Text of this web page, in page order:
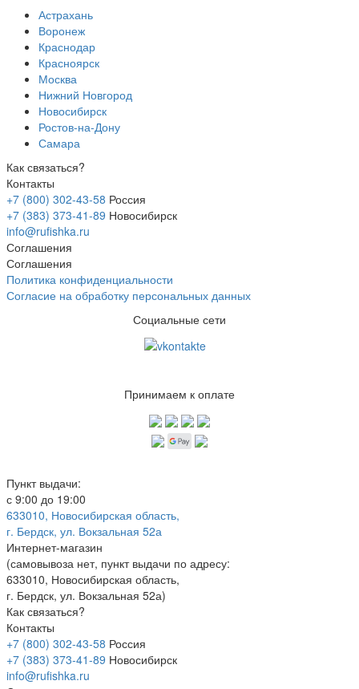
Астрахань
Воронеж
Краснодар
Красноярск
Москва
Нижний Новгород
Новосибирск
Ростов-на-Дону
Самара
Как связаться?
Контакты
+7 (800) 302-43-58 Россия
+7 (383) 373-41-89 Новосибирск
info@rufishka.ru
Соглашения
Соглашения
Политика конфиденциальности
Согласие на обработку персональных данных
Социальные сети
Принимаем к оплате
Пункт выдачи:
с 9:00 до 19:00
633010, Новосибирская область,
г. Бердск, ул. Вокзальная 52а
Интернет-магазин
(самовывоза нет, пункт выдачи по адресу:
633010, Новосибирская область,
г. Бердск, ул. Вокзальная 52а)
Как связаться?
Контакты
+7 (800) 302-43-58 Россия
+7 (383) 373-41-89 Новосибирск
info@rufishka.ru